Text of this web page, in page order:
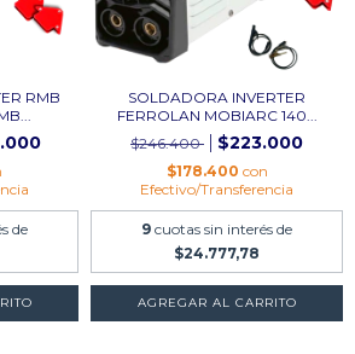
RMB
de
SOLDADORA INVERTER
FERROLAN MOBIARC 140...
$246.400
$223.000
$178.400 con
Efectivo/Transferencia
9 cuotas sin interés de
$24.777,78